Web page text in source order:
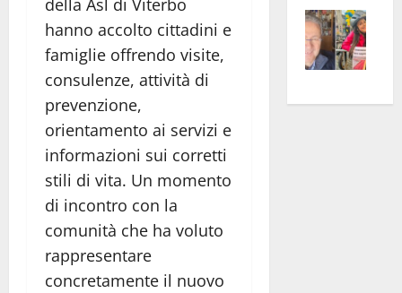
hanno accolto cittadini e
famiglie offrendo visite,
consulenze, attività di
prevenzione,
orientamento ai servizi e
informazioni sui corretti
stili di vita. Un momento
di incontro con la
comunità che ha voluto
rappresentare
concretamente il nuovo
euro